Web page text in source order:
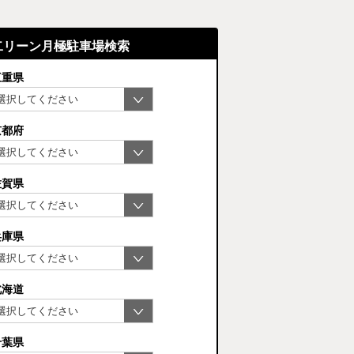
リーン月極駐車場検索
県
府
県
県
道
県